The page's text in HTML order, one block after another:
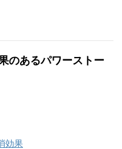
のあるパワーストー
効果